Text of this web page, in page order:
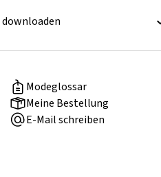
Modeglossar
Meine Bestellung
E-Mail schreiben